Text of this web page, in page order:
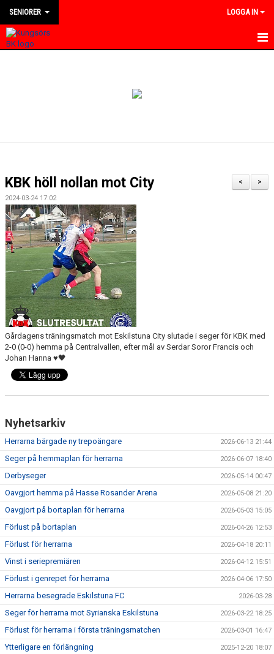
SENIORER LOGGA IN
DOKUMENT
KONTAKT
MATCHER
DIVISION 4 VÄSTMANLAND
>
<
KBK höll nollan mot City
2024-03-24 17:02
Gårdagens träningsmatch mot Eskilstuna City slutade i seger för KBK med
2-0 (0-0) hemma på Centralvallen, efter mål av Serdar Soror Francis och
Johan Hanna ♥️🖤
Nyhetsarkiv
Herrarna bärgade ny trepoängare 2026-06-13 21:44
Seger på hemmaplan för herrarna 2026-06-07 18:40
Derbyseger 2026-05-14 00:47
Oavgjort hemma på Hasse Rosander Arena 2026-05-08 21:20
Oavgjort på bortaplan för herrarna 2026-05-03 15:05
Förlust på bortaplan 2026-04-26 12:53
Förlust för herrarna 2026-04-18 20:11
Vinst i seriepremiären 2026-04-12 15:51
Förlust i genrepet för herrarna 2026-04-06 17:50
Herrarna besegrade Eskilstuna FC 2026-03-28
Seger för herrarna mot Syrianska Eskilstuna 2026-03-22 18:25
Förlust för herrarna i första träningsmatchen 2026-03-01 16:47
Ytterligare en förlängning 2025-12-20 18:07